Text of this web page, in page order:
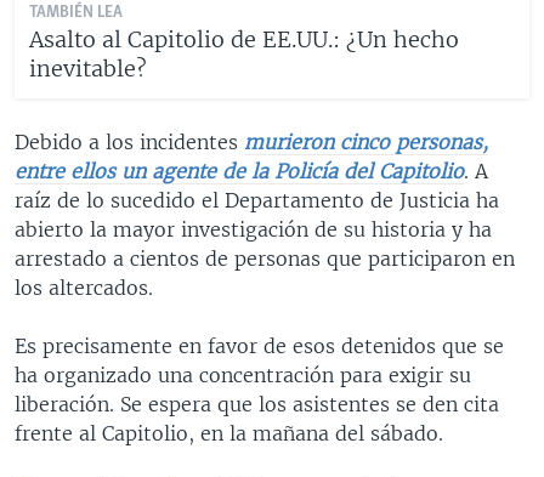
TAMBIÉN LEA
Asalto al Capitolio de EE.UU.: ¿Un hecho
inevitable?
Debido a los incidentes murieron cinco personas,
entre ellos un agente de la Policía del Capitolio. A
raíz de lo sucedido el Departamento de Justicia ha
abierto la mayor investigación de su historia y ha
arrestado a cientos de personas que participaron en
los altercados.
Es precisamente en favor de esos detenidos que se
ha organizado una concentración para exigir su
liberación. Se espera que los asistentes se den cita
frente al Capitolio, en la mañana del sábado.